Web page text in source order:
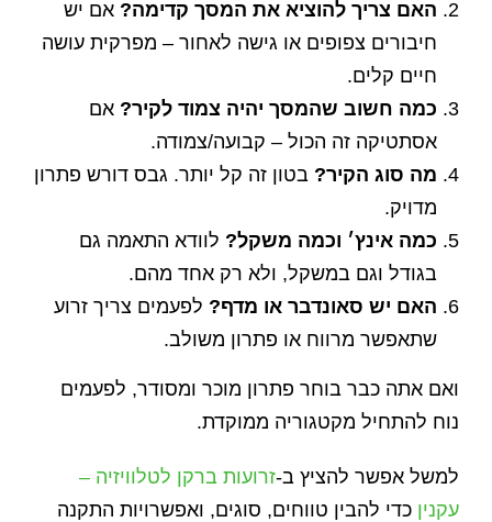
האם צריך להוציא את המסך קדימה? אם יש
חיבורים צפופים או גישה לאחור – מפרקית עושה
חיים קלים.
כמה חשוב שהמסך יהיה צמוד לקיר? אם
אסתטיקה זה הכול – קבועה/צמודה.
מה סוג הקיר? בטון זה קל יותר. גבס דורש פתרון
מדויק.
כמה אינץ׳ וכמה משקל? לוודא התאמה גם
בגודל וגם במשקל, ולא רק אחד מהם.
האם יש סאונדבר או מדף? לפעמים צריך זרוע
שתאפשר מרווח או פתרון משולב.
ואם אתה כבר בוחר פתרון מוכר ומסודר, לפעמים
נוח להתחיל מקטגוריה ממוקדת.
למשל אפשר להציץ ב-זרועות ברקן לטלוויזיה –
עקנין כדי להבין טווחים, סוגים, ואפשרויות התקנה